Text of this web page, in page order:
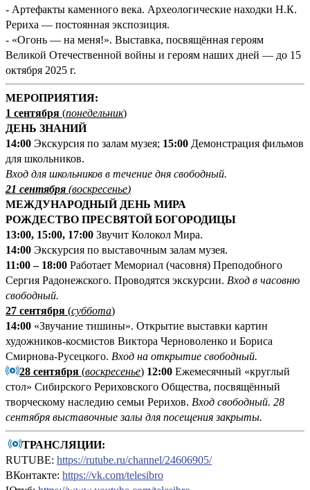
- Артефакты каменного века. Археологические находки Н.К.
Рериха — постоянная экспозиция.
- «Огонь — на меня!». Выставка, посвящённая героям
Великой Отечественной войны и героям наших дней — до 15
октября 2025 г.
МЕРОПРИЯТИЯ:
1 сентября (понедельник)
ДЕНЬ ЗНАНИЙ
14:00 Экскурсия по залам музея; 15:00 Демонстрация фильмов
для школьников.
Вход для школьников в течение дня свободный.
21 сентября (воскресенье)
МЕЖДУНАРОДНЫЙ ДЕНЬ МИРА
РОЖДЕСТВО ПРЕСВЯТОЙ БОГОРОДИЦЫ
13:00, 15:00, 17:00 Звучит Колокол Мира.
14:00 Экскурсия по выставочным залам музея.
11:00 – 18:00 Работает Мемориал (часовня) Преподобного
Сергия Радонежского. Проводятся экскурсии. Вход в часовню
свободный.
27 сентября (суббота)
14:00 «Звучание тишины». Открытие выставки картин
художников-космистов Виктора Черноволенко и Бориса
Смирнова-Русецкого. Вход на открытие свободный.
28 сентября (воскресенье) 12:00 Ежемесячный «круглый
стол» Сибирского Рериховского Общества, посвящённый
творческому наследию семьи Рерихов. Вход свободный. 28
сентября выставочные залы для посещения закрыты.
ТРАНСЛЯЦИИ:
RUTUBE: https://rutube.ru/channel/24606905/
ВКонтакте: https://vk.com/telesibro